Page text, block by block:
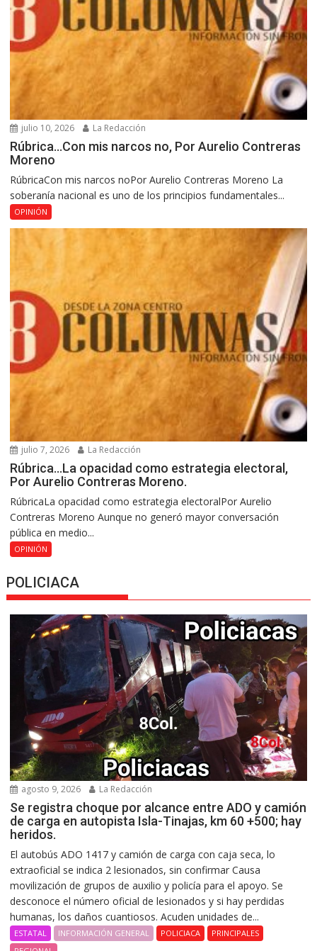
julio 10, 2026 La Redacción
Rúbrica…Con mis narcos no, Por Aurelio Contreras
Moreno
RúbricaCon mis narcos noPor Aurelio Contreras Moreno La
soberanía nacional es uno de los principios fundamentales...
OPINIÓN
julio 7, 2026 La Redacción
Rúbrica…La opacidad como estrategia electoral,
Por Aurelio Contreras Moreno.
RúbricaLa opacidad como estrategia electoralPor Aurelio
Contreras Moreno Aunque no generó mayor conversación
pública en medio...
OPINIÓN
POLICIACA
agosto 9, 2026 La Redacción
Se registra choque por alcance entre ADO y camión
de carga en autopista Isla-Tinajas, km 60 +500; hay
heridos.
El autobús ADO 1417 y camión de carga con caja seca, lo
extraoficial se indica 2 lesionados, sin confirmar Causa
movilización de grupos de auxilio y policía para el apoyo. Se
desconoce el número oficial de lesionados y si hay perdidas
humanas, los daños cuantiosos. Acuden unidades de...
ESTATAL INFORMACIÓN GENERAL POLICIACA
PRINCIPALES